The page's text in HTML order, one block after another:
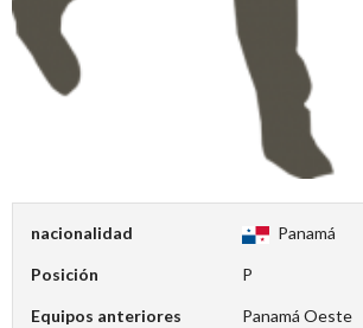
nacionalidad Panamá
Posición P
Equipos anteriores Panamá Oeste